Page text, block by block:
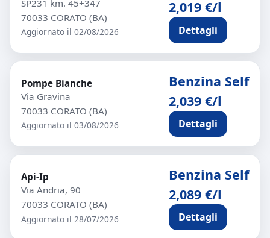
SP231 km. 45+347
70033 CORATO (BA)
Aggiornato il 02/08/2026
2,019 €/l
Dettagli
Pompe Bianche
Via Gravina
70033 CORATO (BA)
Aggiornato il 03/08/2026
Benzina Self
2,039 €/l
Dettagli
Api-Ip
Via Andria, 90
70033 CORATO (BA)
Aggiornato il 28/07/2026
Benzina Self
2,089 €/l
Dettagli